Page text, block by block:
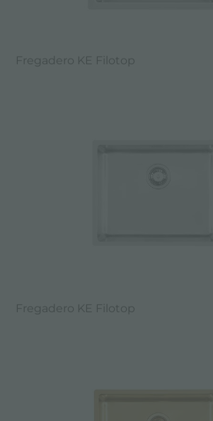
Fregadero KE Filotop
Fregadero KE Filotop